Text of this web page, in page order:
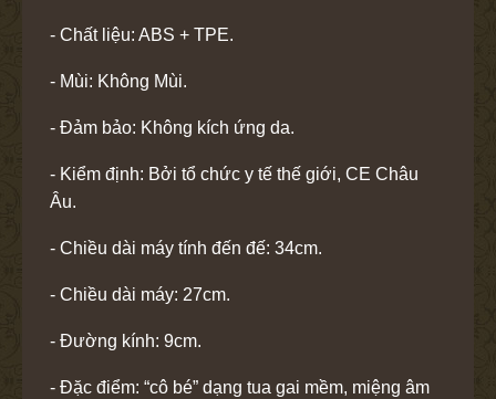
- Chất liệu: ABS + TPE.
- Mùi: Không Mùi.
- Đảm bảo: Không kích ứng da.
- Kiểm định: Bởi tổ chức y tế thế giới, CE Châu
Âu.
- Chiều dài máy tính đến đế: 34cm.
- Chiều dài máy: 27cm.
- Đường kính: 9cm.
- Đặc điểm: “cô bé” dạng tua gai mềm, miệng âm